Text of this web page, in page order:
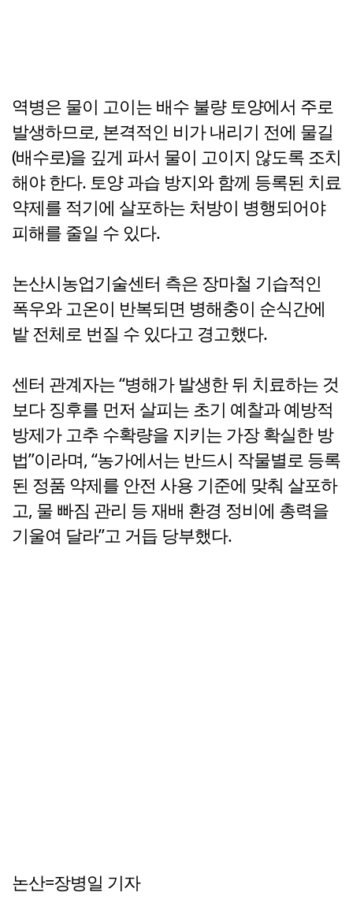
역병은 물이 고이는 배수 불량 토양에서 주로
발생하므로, 본격적인 비가 내리기 전에 물길
(배수로)을 깊게 파서 물이 고이지 않도록 조치
해야 한다. 토양 과습 방지와 함께 등록된 치료
약제를 적기에 살포하는 처방이 병행되어야
피해를 줄일 수 있다.
논산시농업기술센터 측은 장마철 기습적인
폭우와 고온이 반복되면 병해충이 순식간에
밭 전체로 번질 수 있다고 경고했다.
센터 관계자는 “병해가 발생한 뒤 치료하는 것
보다 징후를 먼저 살피는 초기 예찰과 예방적
방제가 고추 수확량을 지키는 가장 확실한 방
법”이라며, “농가에서는 반드시 작물별로 등록
된 정품 약제를 안전 사용 기준에 맞춰 살포하
고, 물 빠짐 관리 등 재배 환경 정비에 총력을
기울여 달라”고 거듭 당부했다.
논산=장병일 기자